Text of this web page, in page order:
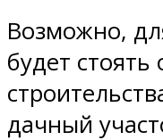
Возможно,
будет стоять
дачный